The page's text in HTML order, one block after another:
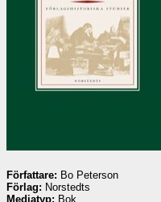
Författare: Bo Peterson
Förlag: Norstedts
Mediatyp: Bok